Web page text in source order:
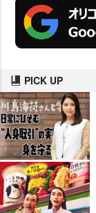
PICK UP